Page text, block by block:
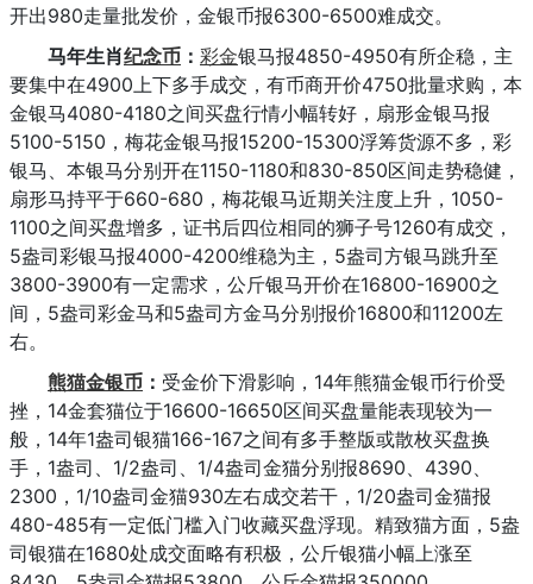
开出980走量批发价，金银币报6300-6500难成交。
马年生肖纪念币 ： 彩金银马报4850-4950有所企稳，主
要集中在4900上下多手成交，有币商开价4750批量求购，本
金银马4080-4180之间买盘行情小幅转好，扇形金银马报
5100-5150，梅花金银马报15200-15300浮筹货源不多，彩
银马、本银马分别开在1150-1180和830-850区间走势稳健，
扇形马持平于660-680，梅花银马近期关注度上升，1050-
1100之间买盘增多，证书后四位相同的狮子号1260有成交，
5盎司彩银马报4000-4200维稳为主，5盎司方银马跳升至
3800-3900有一定需求，公斤银马开价在16800-16900之
间，5盎司彩金马和5盎司方金马分别报价16800和11200左
右。
熊猫金银币 ： 受金价下滑影响，14年熊猫金银币行价受
挫，14金套猫位于16600-16650区间买盘量能表现较为一
般，14年1盎司银猫166-167之间有多手整版或散枚买盘换
手，1盎司、1/2盎司、1/4盎司金猫分别报8690、4390、
2300，1/10盎司金猫930左右成交若干，1/20盎司金猫报
480-485有一定低门槛入门收藏买盘浮现。精致猫方面，5盎
司银猫在1680处成交面略有积极，公斤银猫小幅上涨至